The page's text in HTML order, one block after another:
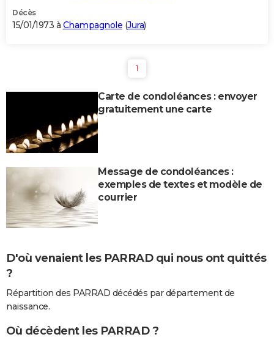
Décès
15/01/1973 à Champagnole (Jura)
1
Carte de condoléances : envoyer
gratuitement une carte
Message de condoléances :
exemples de textes et modèle de
courrier
D'où venaient les PARRAD qui nous ont quittés
?
Répartition des PARRAD décédés par département de
naissance.
Où décèdent les PARRAD ?